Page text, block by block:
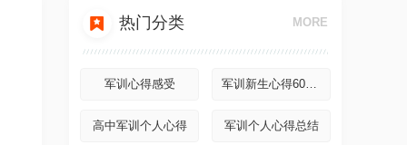
 热门分类 MORE
军训心得感受 军训新生心得600字
高中军训个人心得 军训个人心得总结